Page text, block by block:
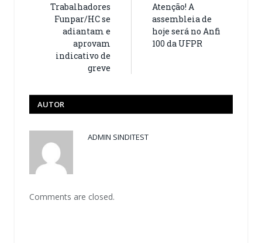
Trabalhadores
Funpar/HC se
adiantam e
aprovam
indicativo de
greve
Atenção! A
assembleia de
hoje será no Anfi
100 da UFPR
AUTOR
ADMIN SINDITEST
Comments are closed.